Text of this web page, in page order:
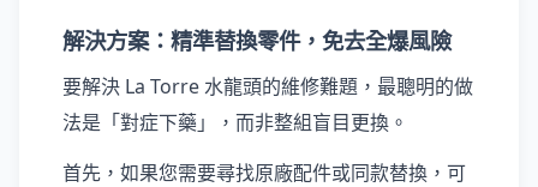
解決方案：精準替換零件，免去全爆風險
要解決 La Torre 水龍頭的維修難題，最聰明的做
法是「對症下藥」，而非整組盲目更換。
首先，如果您需要尋找原廠配件或同款替換，可